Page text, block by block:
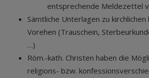
entsprechende Meldezettel
Sämtliche Unterlagen zu
Vorehen (Trauschein,
…)
Röm.-kath. Christen haben die
religions- bzw.